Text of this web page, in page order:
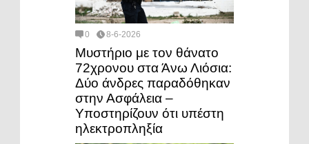
0 8-6-2026
Μυστήριο με τον θάνατο
72χρονου στα Άνω Λιόσια:
Δύο άνδρες παραδόθηκαν
στην Ασφάλεια –
Υποστηρίζουν ότι υπέστη
ηλεκτροπληξία